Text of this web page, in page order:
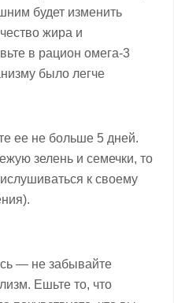
будет изменить
жира и
в рацион омега-3
было легче
ее не больше 5 дней.
зелень и семечки, то
к своему
— не забывайте
Ешьте то, что